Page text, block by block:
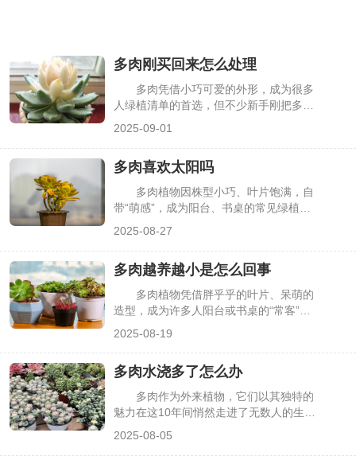
多肉刚买回来怎么处理
多肉凭借小巧可爱的外形，成为很多
人绿植清单的首选，但不少新手刚把多肉
错导致的。多肉从大棚到家庭，环境变化
大，正确的开箱处理和缓苗养护，是让它
存活的关键，下面就详细说清每一步该怎
么做。
2025-09-01
多肉喜欢太阳吗
多肉植物因株型小巧、叶片饱满，自
带“萌感”，成为阳台、书桌的常见绿植。
有的却被晒得枯萎，其实这与多肉的原生
环境、品种特性密切相关，并非所有多肉
对阳光的需求都完全相同。
2025-08-27
多肉越养越小是怎么回事
多肉植物凭借胖乎乎的叶片、呆萌的
造型，成为许多人阳台或书桌的“常客”。
没长大，反而越养越小，叶片干瘪、株型
瘦弱。这其实是多肉生长出现了问题，多
与养护细节不当有关，找到症结才能让它
重新饱满起来。
2025-08-19
多肉水浇多了怎么办
多肉作为外来植物，它们以其独特的
魅力在这10年间悄然走进了无数人的生
活，同时也成为了众多园艺爱好者心头的
2025-08-05